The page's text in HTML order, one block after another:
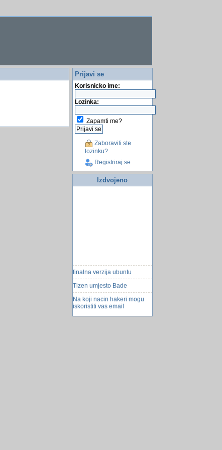
Prijavi se
Korisnicko ime:
Lozinka:
Zapamti me?
Zaboravili ste
lozinku?
Registriraj se
Izdvojeno
finalna verzija ubuntu
Tizen umjesto Bade
Na koji nacin hakeri mogu
iskoristiti vas email
Gorivo sa boljom